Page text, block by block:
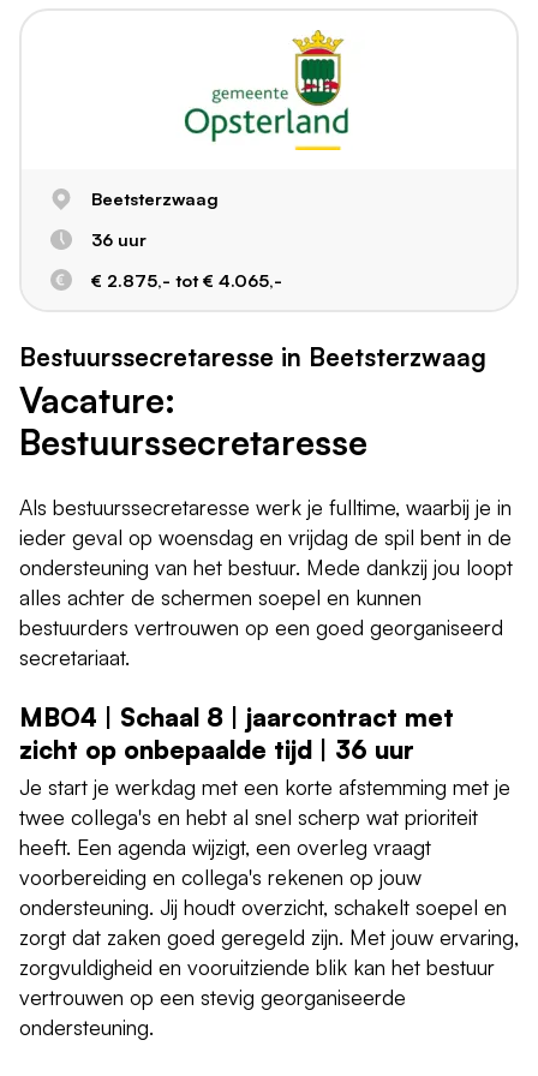
Beetsterzwaag
36 uur
€ 2.875,- tot € 4.065,-
Bestuurssecretaresse in Beetsterzwaag
Vacature:
Bestuurssecretaresse
Als bestuurssecretaresse werk je fulltime, waarbij je in
ieder geval op woensdag en vrijdag de spil bent in de
ondersteuning van het bestuur. Mede dankzij jou loopt
alles achter de schermen soepel en kunnen
bestuurders vertrouwen op een goed georganiseerd
secretariaat.
MBO4 | Schaal 8 | jaarcontract met
zicht op onbepaalde tijd | 36 uur
Je start je werkdag met een korte afstemming met je
twee collega's en hebt al snel scherp wat prioriteit
heeft. Een agenda wijzigt, een overleg vraagt
voorbereiding en collega's rekenen op jouw
ondersteuning. Jij houdt overzicht, schakelt soepel en
zorgt dat zaken goed geregeld zijn. Met jouw ervaring,
zorgvuldigheid en vooruitziende blik kan het bestuur
vertrouwen op een stevig georganiseerde
ondersteuning.